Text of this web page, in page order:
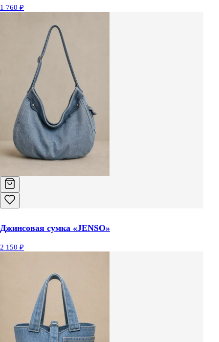
1 760 ₽
Джинсовая сумка «JENSO»
2 150 ₽